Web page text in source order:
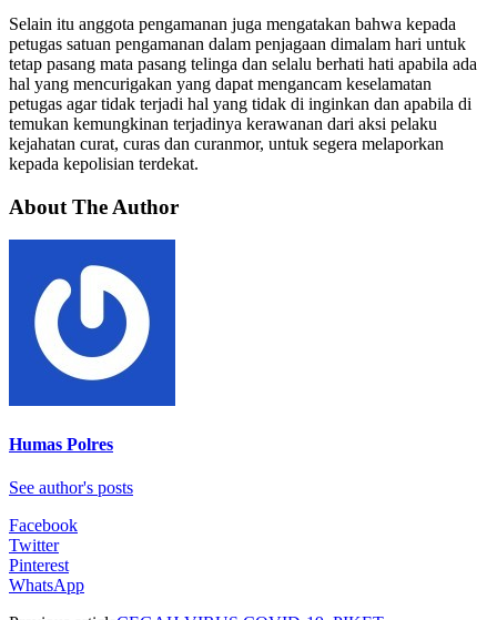
Selain itu anggota pengamanan juga mengatakan bahwa kepada
petugas satuan pengamanan dalam penjagaan dimalam hari untuk
tetap pasang mata pasang telinga dan selalu berhati hati apabila ada
hal yang mencurigakan yang dapat mengancam keselamatan
petugas agar tidak terjadi hal yang tidak di inginkan dan apabila di
temukan kemungkinan terjadinya kerawanan dari aksi pelaku
kejahatan curat, curas dan curanmor, untuk segera melaporkan
kepada kepolisian terdekat.
About The Author
Humas Polres
See author's posts
Facebook
Twitter
Pinterest
WhatsApp